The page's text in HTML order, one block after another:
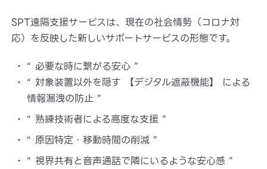
SPT遠隔支援サービスは、現在の社会情勢（コロナ対
応）を反映した新しいサポートサービスの形態です。
“ 必要な時に繋がる安心 ”
“ 対象装置以外を隠す 【デジタル遮蔽機能】 による
情報漏洩の防止 ”
“ 熟練技術者による高度な支援 ”
“ 原因特定・移動時間の削減 ”
“ 視界共有と音声通話で隣にいるような安心感 ”